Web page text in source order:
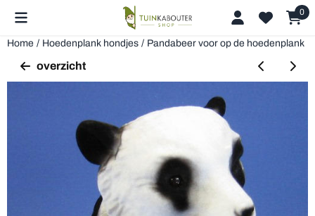
Cookievoorkeuren zijn beschikbaar. Kies instellingen of sta alle
0
Home / Hoedenplank hondjes / Pandabeer voor op de hoedenplank
overzicht